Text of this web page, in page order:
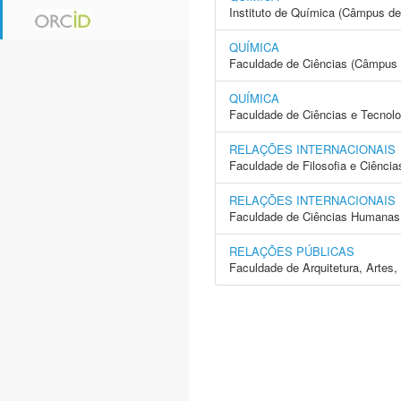
Instituto de Química (Câmpus
QUÍMICA
Faculdade de Ciências
QUÍMICA
Faculdade de Ciências e
RELAÇÕES INTERNACIONAIS
Faculdade de Filosofia e
RELAÇÕES INTERNACIONAIS
Faculdade de Ciências
RELAÇÕES PÚBLICAS
Faculdade de Arquitetura,